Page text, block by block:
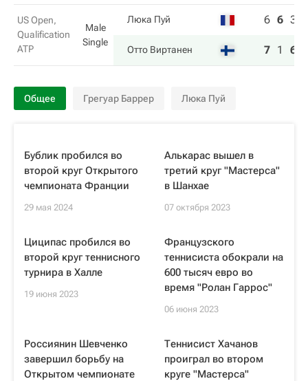
US Open,
Qualification
ATP
Male
Single
Люка Пуй 6 6 3
Отто Виртанен 7 1 6
Общее Грегуар Баррер Люка Пуй
Бублик пробился во
второй круг Открытого
чемпионата Франции
29 мая 2024
Алькарас вышел в
третий круг "Мастерса"
в Шанхае
07 октября 2023
Циципас пробился во
второй круг теннисного
турнира в Халле
19 июня 2023
Французского
теннисиста обокрали на
600 тысяч евро во
время "Ролан Гаррос"
06 июня 2023
Россиянин Шевченко
завершил борьбу на
Открытом чемпионате
Теннисист Хачанов
проиграл во втором
круге "Мастерса"